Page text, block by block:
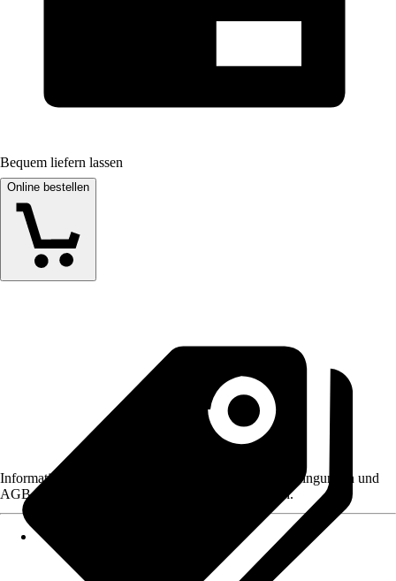
Bequem liefern lassen
Online bestellen
Informationen des Verkäufers, wie z. B. Rückgabebedingungen und
AGB, finden Sie bei Klick auf den Verkäufernamen.